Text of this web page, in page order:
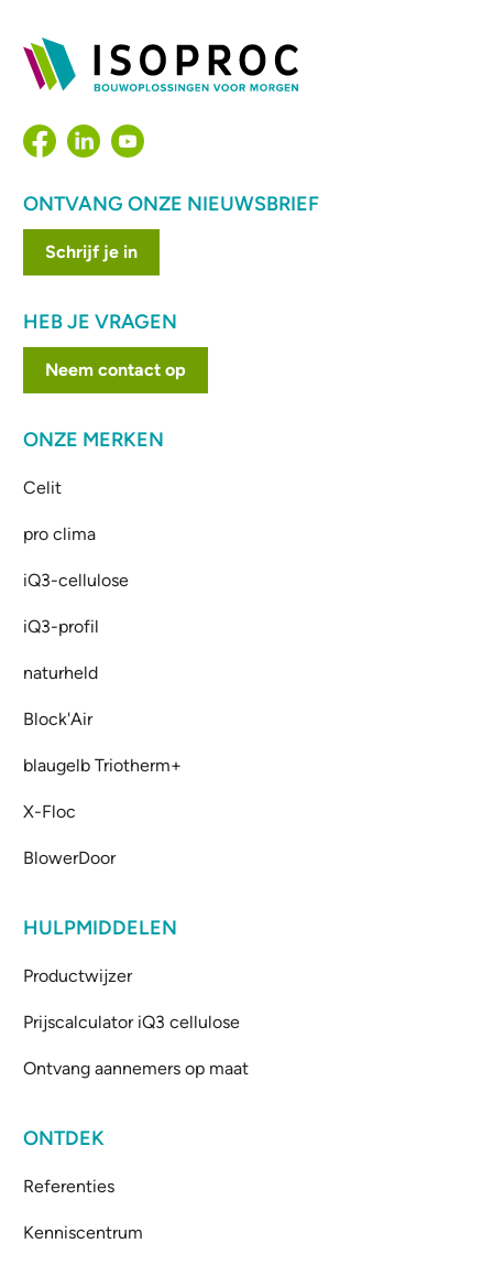
ONTVANG ONZE NIEUWSBRIEF
Schrijf je in
HEB JE VRAGEN
Neem contact op
ONZE MERKEN
Celit
pro clima
iQ3-cellulose
iQ3-profil
naturheld
Block'Air
blaugelb Triotherm+
X-Floc
BlowerDoor
HULPMIDDELEN
Productwijzer
Prijscalculator iQ3 cellulose
Ontvang aannemers op maat
ONTDEK
Referenties
Kenniscentrum